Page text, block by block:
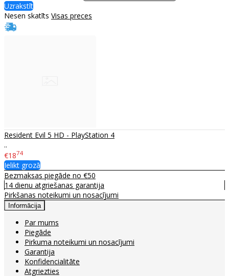
Uzrakstīt
Nesen skatīts Visas preces
Resident Evil 5 HD - PlayStation 4
..
€1874
Ielikt grozā
Bezmaksas piegāde no €50
14 dienu atgriešanas garantija
Pirkšanas noteikumi un nosacījumi
Informācija
Par mums
Piegāde
Pirkuma noteikumi un nosacījumi
Garantija
Konfidencialitāte
Atgriezties